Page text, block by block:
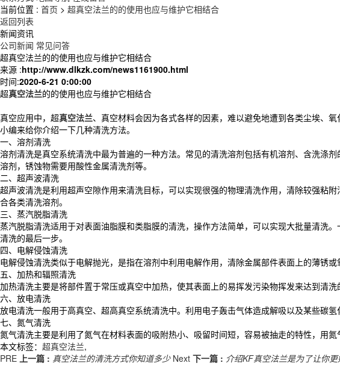
当前位置 : 首页 > 超真空法兰的的使用也应与维护它相结合
返回列表
新闻资讯
公司新闻 常见问答
超真空法兰的的使用也应与维护它相结合
来源 :http://www.dlkzk.com/news1161900.html
时间:2020-6-21 0:00:00
超真空法兰的的使用也应与维护它相结合
真空应用中，超真空法兰、真空材料会因为各式各样的因素，难以避免地遭到各类尘埃、
小编来给你介绍一下几种清洗方法。
一、溶剂清洗
溶剂清洗是真空系统清洗中最为普遍的一种方法。常见的清洗溶剂包括有机溶剂、含洗涤
溶剂，锈蚀物需要用酸性金属清洗剂等。
二、超声波清洗
超声波清洗是利用超声空隙作用来清洗目标，可以实现很强的物理清洗作用，清除较强粘
合各类清洗溶剂。
三、蒸汽脱脂清洗
蒸汽脱脂清洗适用于对表面油脂膜和类脂膜的清洗，操作方法简单，可以实现大批量清洗
清洗的最后一步。
四、电解侵蚀清洗
电解侵蚀清洗类似于电解抛光，是指在溶剂中利用电解作用，清除金属部件表面上的薄锈
五、加热和辐照清洗
加热清洗主要是将部件置于常压或真空中加热，使其表面上的易挥发污染物挥发来达到清
六、放电清洗
放电清洗一般用于高真空、超高真空系统清洗中。利用电子轰击气体造成解吸以及某些碳
七、氮气清洗
氮气清洗主要是利用了氮气在材料表面的吸附热小、吸留时间短，容易被抽走的特性，用
本文标签： 超真空法兰,
PRE 上一篇 : 真空法兰的清洗方式你知道多少 Next 下一篇 : 介绍KF真空法兰是为了让你